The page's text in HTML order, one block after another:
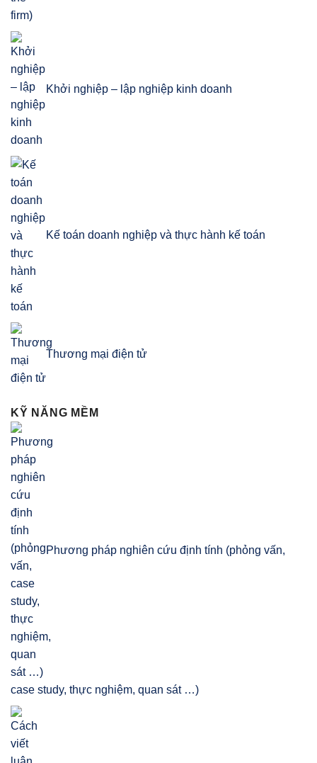
Khởi nghiệp – lập nghiệp kinh doanh
Kế toán doanh nghiệp và thực hành kế toán
Thương mại điện tử
KỸ NĂNG MỀM
Phương pháp nghiên cứu định tính (phỏng vấn,
case study, thực nghiệm, quan sát …)